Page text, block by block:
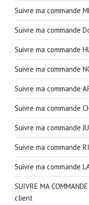
Suivre ma commande
Suivre ma commande
Suivre ma commande
Suivre ma commande
Suivre ma commande
Suivre ma commande
Suivre ma commande
Suivre ma commande
Suivre ma commande
SUIVRE MA
client